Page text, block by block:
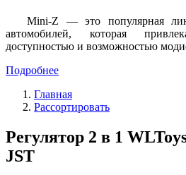
Mini-Z — это популярная
автомобилей, которая
доступностью и возможностью
Подробнее
Главная
Рассортировать
Регулятор 2 в 1
JST